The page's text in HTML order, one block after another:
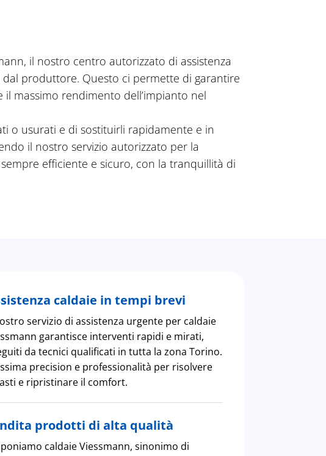
il nostro centro autorizzato di assistenza
dal produttore. Questo ci permette di garantire
massimo rendimento dell’impianto nel
o usurati e di sostituirli rapidamente e in
il nostro servizio autorizzato per la
efficiente e sicuro, con la tranquillità di
caldaie in tempi brevi
servizio di assistenza urgente per caldaie
garantisce interventi rapidi e mirati,
da tecnici qualificati in tutta la zona Torino.
precision e professionalità per risolvere
e ripristinare il comfort.
prodotti di alta qualità
caldaie Viessmann, sinonimo di